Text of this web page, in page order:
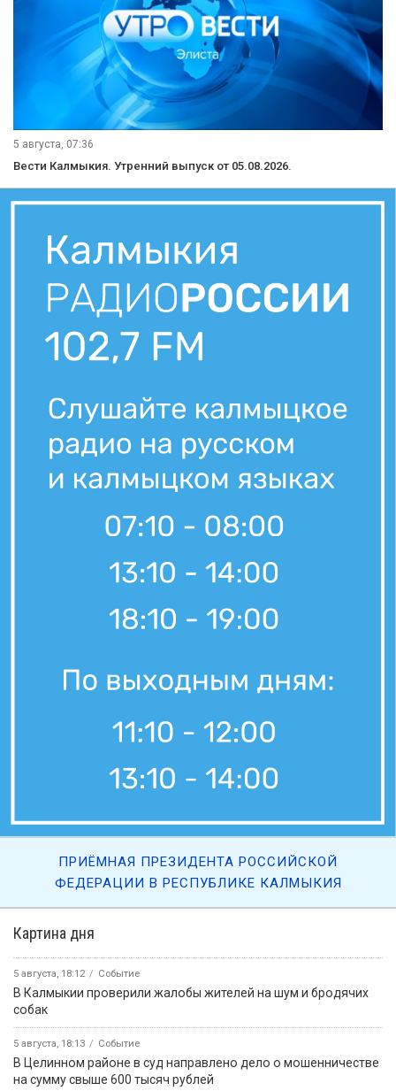
Вести Калмыкия. Выпуск на канале "Россия 24" от 05.08.2026.
Вести Калмыкия. Дневной выпуск от 05.08.2026.
«Өрүнә һарц» от 05.08.2026.
Вести Калмыкия. Выпуск на калмыцком языке от 05.08.2026.